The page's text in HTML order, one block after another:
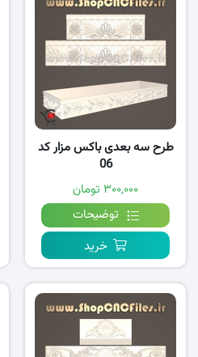
طرح سه بعدی باکس مزار کد
06
۳۰۰,۰۰۰ تومان
توضیحات
خرید